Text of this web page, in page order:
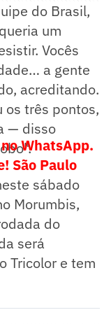
do Brasil,
um
Vocês
a gente
acreditando.
os três pontos,
— disso
WhatsApp.
São Paulo
sábado
Morumbis,
do
será
Tricolor e tem